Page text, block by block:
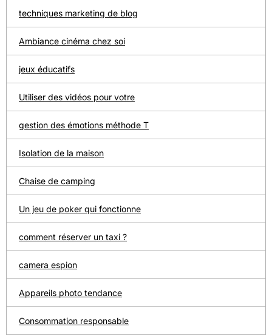
techniques marketing de blog
Ambiance cinéma chez soi
jeux éducatifs
Utiliser des vidéos pour votre
gestion des émotions méthode T
Isolation de la maison
Chaise de camping
Un jeu de poker qui fonctionne
comment réserver un taxi ?
camera espion
Appareils photo tendance
Consommation responsable